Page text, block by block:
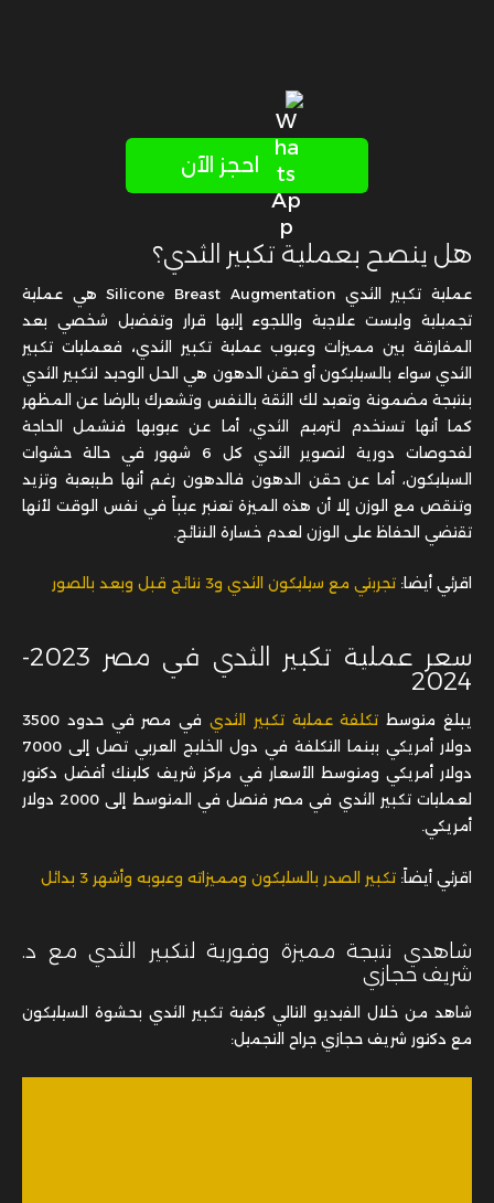
احجز الآن
هل ينصح بعملية تكبير الثدي؟
عملية تكبير الثديSilicone Breast Augmentation هي عملية
تجميلية وليست علاجية واللجوء إليها قرار وتفضيل شخصي بعد
المفارقة بين مميزات وعيوب عملية تكبير الثدي، فعمليات تكبير
الثدي سواء بالسيليكون أو حقن الدهون هي الحل الوحيد لتكبير الثدي
بنتيجة مضمونة وتعيد لك الثقة بالنفس وتشعرك بالرضا عن المظهر
كما أنها تستخدم لترميم الثدي، أما عن عيوبها فتشمل الحاجة
لفحوصات دورية لتصوير الثدي كل 6 شهور في حالة حشوات
السيليكون، أما عن حقن الدهون فالدهون رغم أنها طبيعية وتزيد
وتنقص مع الوزن إلا أن هذه الميزة تعتبر عيباً في نفس الوقت لأنها
تقتضي الحفاظ على الوزن لعدم خسارة النتائج.
اقرئي أيضا: تجربتي مع سيليكون الثدي و3 نتائج قبل وبعد بالصور
سعر عملية تكبير الثدي في مصر 2023-
2024
يبلغ متوسط تكلفة عملية تكبير الثدي
في مصر في حدود 3500
دولار أمريكي بينما التكلفة في دول الخليج العربي تصل إلى 7000
دولار أمريكي ومتوسط الأسعار في مركز شريف كلينك أفضل دكتور
لعمليات تكبير الثدي في مصر فتصل في المتوسط إلى 2000 دولار
أمريكي.
اقرئي أيضاً: تكبير الصدر بالسليكون ومميزاته وعيوبه وأشهر 3 بدائل
شاهدي نتيجة مميزة وفورية لتكبير الثدي مع د.
شريف حجازي
شاهد من خلال الفيديو التالي كيفية تكبير الثدي بحشوة السيليكون
مع دكتور شريف حجازي جراح التجميل: